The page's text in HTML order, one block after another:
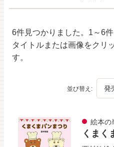
6件見つかりました。 1～6件
タイトルまたは画像をクリ
す。
並び替え:
絵本の
くまく